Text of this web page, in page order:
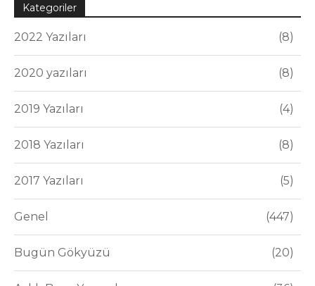
Kategoriler
2022 Yazıları 8
2020 yazıları 8
2019 Yazıları 4
2018 Yazıları 8
2017 Yazıları 5
Genel 447
Bugün Gökyüzü 20